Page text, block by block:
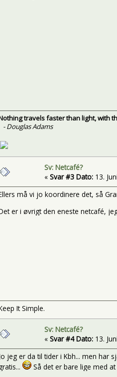
travels faster than light, with
- Douglas Adams
Sv: Netcafé?
« Svar #3 Dato:13.
må vi jo koordinere det, så
er i øvrigt den eneste netcafé,
It Simple.
Sv: Netcafé?
« Svar #4 Dato:13.
jeg er da til tider i Kbh... men
Så det er bare lige med